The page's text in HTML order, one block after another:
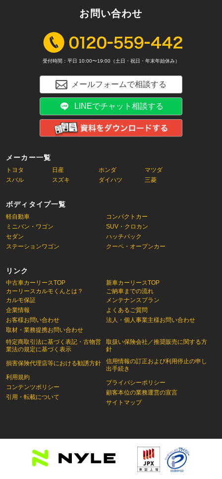
メーカー一覧
トヨタ 日産 ホンダ
マツダ
スバル
スズキ ダイハツ 三菱
ボディタイプ一覧
軽自動車
コンパクトカー
ミニバン・ワゴン
SUV・クロカン
セダン
ハッチバック
ステーションワゴン
クーペ・オープンカー
リンク
中古車カーリースTOP
カーリースカルモくんとは？
新車カーリースTOP
ご納車までの流れ
カルモ保証
企業情報
お客様お問い合わせ
取材・業務提携お問い合わせ
特定商取引法に基づく表記・古物営
業法の規定に基づく表示
損害保険代理店等における勧誘方針
利用規約
コンテンツポリシー
引用・転載について
メンテナンスプラン
よくあるご質問
法人・個人事業主様お問い合わせ
取扱い保険会社／推奨販売に関する方
針
信用情報の訂正および利用停止の申し
出手続き
プライバシーポリシー
顧客本位の業務運営の宣言
サイトマップ
お問い合わせ
受付時間：平日 10:00〜19:00（土日・祝日・年末年始休み）
メールフォームで相談する
LINEでチャット相談する